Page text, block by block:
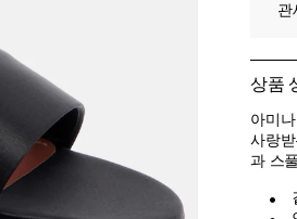
관
상품
아미
사랑
과 스